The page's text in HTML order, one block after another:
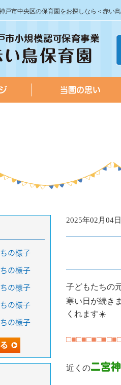
戸市中央区の保育園をお探しなら＜赤い
当園の思い
2025年02月04
子どもたちの
寒い日が続き
くれます☀️
近くの二宮
の様子
の様子
の様子
の様子
の様子